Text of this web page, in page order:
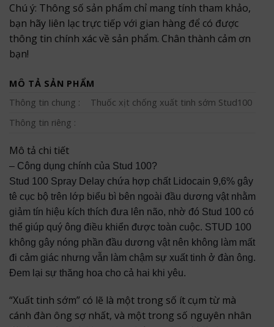
Chú ý: Thông số sản phẩm chỉ mang tính tham khảo,
bạn hãy liên lạc trực tiếp với gian hàng để có được
thông tin chính xác về sản phẩm. Chân thành cảm ơn
bạn!
MÔ TẢ SẢN PHẨM
Thông tin chung :
Thuốc xịt chống xuất tinh sớm Stud100
Thông tin riêng :
Mô tả chi tiết
– Công dụng chính của Stud 100?
Stud 100 Spray Delay chứa hợp chất Lidocain 9,6% gây
tê cục bộ trên lớp biểu bì bên ngoài đầu dương vật nhằm
giảm tín hiệu kích thích đưa lên não, nhờ đó Stud 100 có
thể giúp quý ông điều khiển được toàn cuộc. STUD 100
không gây nóng phần đầu dương vật nên không làm mất
đi cảm giác nhưng vẫn làm chậm sự xuất tinh ở đàn ông.
Đem lại sự thăng hoa cho cả hai khi yêu.
“Xuất tinh sớm” có lẽ là một trong số ít cụm từ mà
cánh đàn ông sợ nhất, và một trong số nguyên nhân